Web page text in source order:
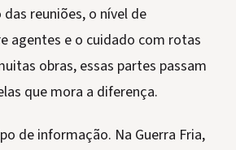
reuniões, o nível de
agentes e o cuidado com rotas
obras, essas partes passam
que mora a diferença.
de informação. Na Guerra Fria,